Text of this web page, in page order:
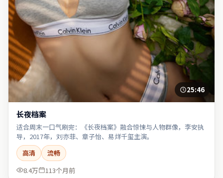
25:46
长夜档案
适合周末一口气刷完：《长夜档案》融合惊悚与人物群像，李安执
导，2017年，刘亦菲、章子怡、易烊千玺主演。
高清
流畅
8.4万
113个月前